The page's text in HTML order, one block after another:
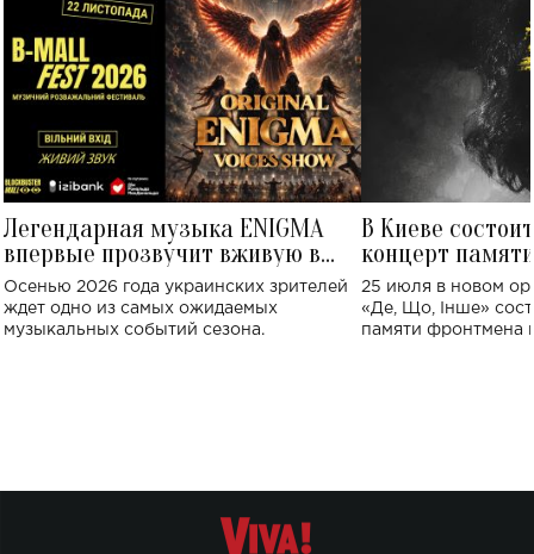
Легендарная музыка ENIGMA
впервые прозвучит вживую в
Украине: где состоится концерт
Осенью 2026 года украинских зрителей
ждет одно из самых ожидаемых
музыкальных событий сезона.
В Киеве
концерт
Клименко:
исполнят песни
25 июля в новом
«Де, Що, Інше»
памяти фронтмена